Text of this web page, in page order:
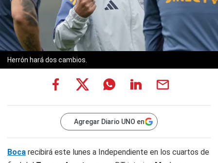
Herrón hará dos cambios.
Agregar Diario UNO en
Boca recibirá este lunes a Independiente en los cuartos de